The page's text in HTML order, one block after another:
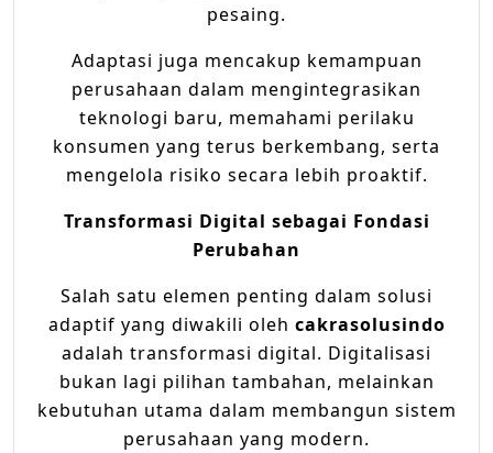
pesaing.
Adaptasi juga mencakup kemampuan
perusahaan dalam mengintegrasikan
teknologi baru, memahami perilaku
konsumen yang terus berkembang, serta
mengelola risiko secara lebih proaktif.
Transformasi Digital sebagai Fondasi
Perubahan
Salah satu elemen penting dalam solusi
adaptif yang diwakili oleh cakrasolusindo
adalah transformasi digital. Digitalisasi
bukan lagi pilihan tambahan, melainkan
kebutuhan utama dalam membangun sistem
perusahaan yang modern.